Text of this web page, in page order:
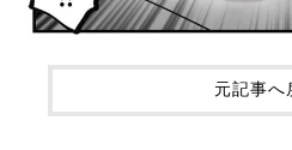
元記事へ